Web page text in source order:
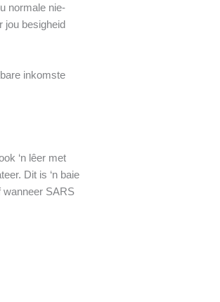
normale nie-
jou besigheid
inkomste
‘n lêer met
Dit is ‘n baie
wanneer SARS